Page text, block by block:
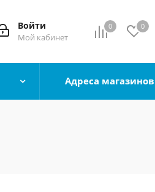
0 0
Войти
Мой кабинет
Адреса магазинов